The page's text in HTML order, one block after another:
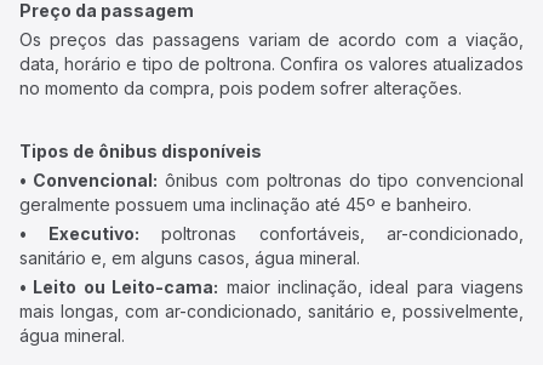
Preço da passagem
Os preços das passagens variam de acordo com a viação,
data, horário e tipo de poltrona. Confira os valores atualizados
no momento da compra, pois podem sofrer alterações.
Tipos de ônibus disponíveis
• Convencional: ônibus com poltronas do tipo convencional
geralmente possuem uma inclinação até 45º e banheiro.
• Executivo: poltronas confortáveis, ar-condicionado,
sanitário e, em alguns casos, água mineral.
• Leito ou Leito-cama: maior inclinação, ideal para viagens
mais longas, com ar-condicionado, sanitário e, possivelmente,
água mineral.